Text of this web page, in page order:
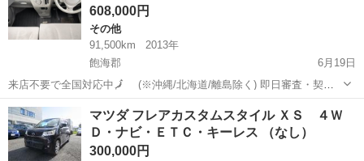
608,000円
その他
91,500km
2013年
飽海郡
6月19日
来店不要で全国対応中🗾 (※沖縄/北海道/離島除く) 即日審査・契約
もできちゃう✨ お車の詳細こちらから↓仮審査もOK👌
https://www.otoron.jp/lists/detail?carno=038...
山形 その他
マツダ フレアカスタムスタイル ＸＳ ４Ｗ
Ｄ・ナビ・ＥＴＣ・キーレス （なし）
300,000円